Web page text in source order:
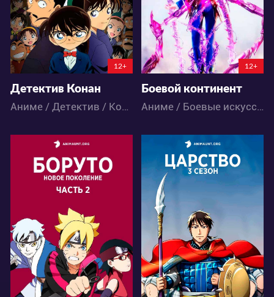
89 228
12+
Детектив Конан
Аниме / Детектив / Комедия / Приключения / Сёнэн
132 566
12+
Боевой континент
Аниме / Боевые искусства / Исторический / Приключения / Романтика / Фэнтези / Экшен
344846
461 661
73253
24 73